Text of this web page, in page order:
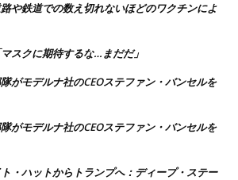
や鉄道での数え切れないほどのワクチンによ
スクに期待するな…まだだ」
がモデルナ社のCEOステファン・バンセルを
がモデルナ社のCEOステファン・バンセルを
・ハットからトランプへ：ディープ・ステー